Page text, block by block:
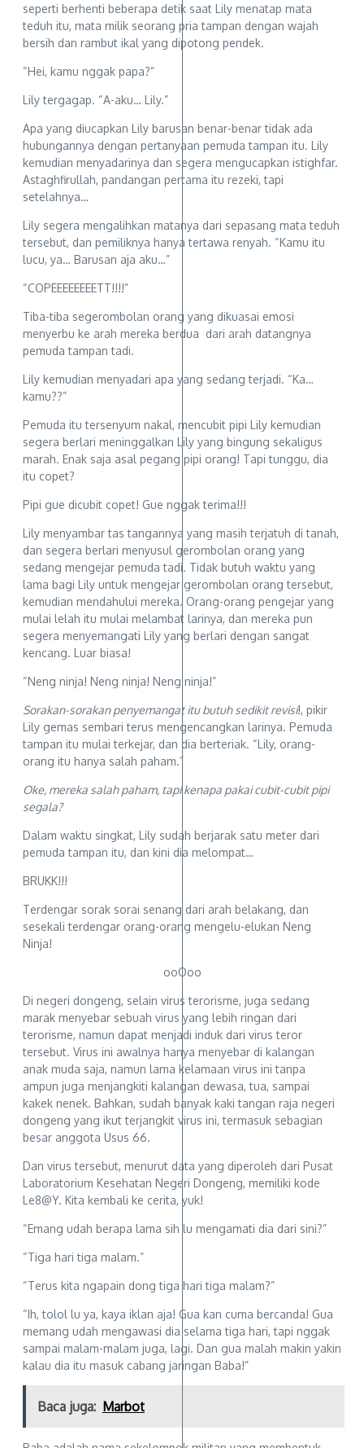
seperti berhenti beberapa detik saat Lily menatap mata
teduh itu, mata milik seorang pria tampan dengan wajah
bersih dan rambut ikal yang dipotong pendek.
“Hei, kamu nggak papa?”
Lily tergagap. “A-aku… Lily.”
Apa yang diucapkan Lily barusan benar-benar tidak ada
hubungannya dengan pertanyaan pemuda tampan itu. Lily
kemudian menyadarinya dan segera mengucapkan istighfar.
Astaghfirullah, pandangan pertama itu rezeki, tapi
setelahnya…
Lily segera mengalihkan matanya dari sepasang mata teduh
tersebut, dan pemiliknya hanya tertawa renyah. “Kamu itu
lucu, ya… Barusan aja aku…”
“COPEEEEEEEETT!!!!”
Tiba-tiba segerombolan orang yang dikuasai emosi
menyerbu ke arah mereka berdua dari arah datangnya
pemuda tampan tadi.
Lily kemudian menyadari apa yang sedang terjadi. “Ka…
kamu??”
Pemuda itu tersenyum nakal, mencubit pipi Lily kemudian
segera berlari meninggalkan Lily yang bingung sekaligus
marah. Enak saja asal pegang pipi orang! Tapi tunggu, dia
itu copet?
Pipi gue dicubit copet! Gue nggak terima!!!
Lily menyambar tas tangannya yang masih terjatuh di tanah,
dan segera berlari menyusul gerombolan orang yang
sedang mengejar pemuda tadi. Tidak butuh waktu yang
lama bagi Lily untuk mengejar gerombolan orang tersebut,
kemudian mendahului mereka. Orang-orang pengejar yang
mulai lelah itu mulai melambat larinya, dan mereka pun
segera menyemangati Lily yang berlari dengan sangat
kencang. Luar biasa!
“Neng ninja! Neng ninja! Neng ninja!”
Sorakan-sorakan penyemangat itu butuh sedikit revisi!, pikir
Lily gemas sembari terus mengencangkan larinya. Pemuda
tampan itu mulai terkejar, dan dia berteriak. “Lily, orang-
orang itu hanya salah paham.”
Oke, mereka salah paham, tapi kenapa pakai cubit-cubit pipi
segala?
Dalam waktu singkat, Lily sudah berjarak satu meter dari
pemuda tampan itu, dan kini dia melompat…
BRUKK!!!
Terdengar sorak sorai senang dari arah belakang, dan
sesekali terdengar orang-orang mengelu-elukan Neng
Ninja!
ooOoo
Di negeri dongeng, selain virus terorisme, juga sedang
marak menyebar sebuah virus yang lebih ringan dari
terorisme, namun dapat menjadi induk dari virus teror
tersebut. Virus ini awalnya hanya menyebar di kalangan
anak muda saja, namun lama kelamaan virus ini tanpa
ampun juga menjangkiti kalangan dewasa, tua, sampai
kakek nenek. Bahkan, sudah banyak kaki tangan raja negeri
dongeng yang ikut terjangkit virus ini, termasuk sebagian
besar anggota Usus 66.
Dan virus tersebut, menurut data yang diperoleh dari Pusat
Laboratorium Kesehatan Negeri Dongeng, memiliki kode
Le8@Y. Kita kembali ke cerita, yuk!
“Emang udah berapa lama sih lu mengamati dia dari sini?”
“Tiga hari tiga malam.”
“Terus kita ngapain dong tiga hari tiga malam?”
“Ih, tolol lu ya, kaya iklan aja! Gua kan cuma bercanda! Gua
memang udah mengawasi dia selama tiga hari, tapi nggak
sampai malam-malam juga, lagi. Dan gua malah makin yakin
kalau dia itu masuk cabang jaringan Baba!”
Baca juga: Marbot